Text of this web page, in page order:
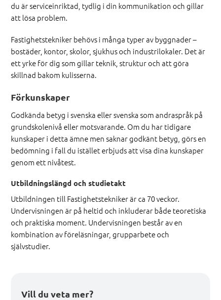
du är serviceinriktad, tydlig i din kommunikation och gillar
att lösa problem.
Fastighetstekniker behövs i många typer av byggnader –
bostäder, kontor, skolor, sjukhus och industrilokaler. Det är
ett yrke för dig som gillar teknik, struktur och att göra
skillnad bakom kulisserna.
Förkunskaper
Godkända betyg i svenska eller svenska som andraspråk på
grundskolenivå eller motsvarande. Om du har tidigare
kunskaper i detta ämne men saknar godkänt betyg, görs en
bedömning i fall du istället erbjuds att visa dina kunskaper
genom ett nivåtest.
Utbildningslängd och studietakt
Utbildningen till Fastighetstekniker är ca 70 veckor.
Undervisningen är på heltid och inkluderar både teoretiska
och praktiska moment. Undervisningen består av en
kombination av föreläsningar, grupparbete och
självstudier.
Vill du veta mer?